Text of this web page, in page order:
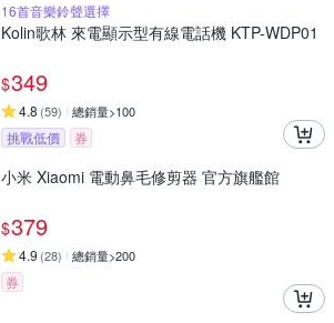
16首音樂鈴聲選擇
Kolin歌林 來電顯示型有線電話機 KTP-WDP01
$349
4.8 (59) 總銷量>100
挑戰低價 券
小米 Xiaomi 電動鼻毛修剪器 官方旗艦館
$379
4.9 (28) 總銷量>200
券